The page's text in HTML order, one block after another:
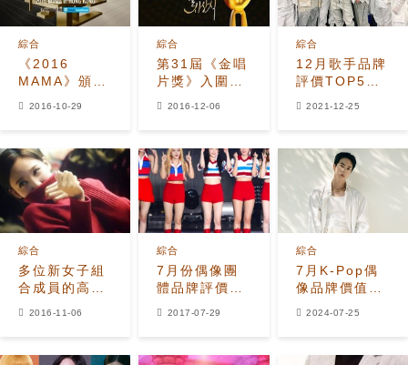
《2016
MAMA》頒獎
綜合
2016-10-29
第31屆《金唱
片獎》入圍名
綜合
2016-12-06
12月歌手品牌
評價TOP5，
綜合
2021-12-25
多位新女子組
合成員的高中
綜合
2016-11-06
7月份偶像團
體品牌評價出
綜合
2017-07-29
7月K-Pop偶
像品牌價值排
Taeyeon、
綜合
2024-07-25